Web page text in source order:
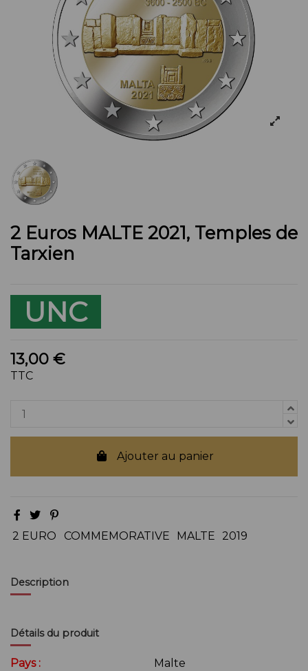
2 Euros MALTE 2021, Temples de
Tarxien
UNC
13,00 €
TTC
Ajouter au panier
2 EURO COMMEMORATIVE MALTE 2019
Description
Détails du produit
Pays : Malte